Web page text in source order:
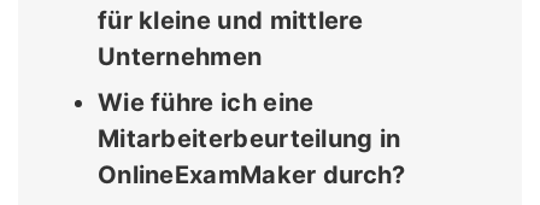
für kleine und mittlere
Unternehmen
Wie führe ich eine
Mitarbeiterbeurteilung in
OnlineExamMaker durch?